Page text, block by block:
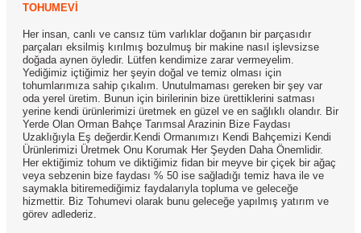
TOHUMEVİ
Her insan, canlı ve cansız tüm varlıklar doğanın bir parçasıdır
parçaları eksilmiş kırılmış bozulmuş bir makine nasıl işlevsizse
doğada aynen öyledir. Lütfen kendimize zarar vermeyelim.
Yediğimiz içtiğimiz her şeyin doğal ve temiz olması için
tohumlarımıza sahip çıkalım. Unutulmaması gereken bir şey var
oda yerel üretim. Bunun için birilerinin bize ürettiklerini satması
yerine kendi ürünlerimizi üretmek en güzel ve en sağlıklı olandır. Bir
Yerde Olan Orman Bahçe Tarımsal Arazinin Bize Faydası
Uzaklığıyla Eş değerdir.Kendi Ormanımızı Kendi Bahçemizi Kendi
Ürünlerimizi Üretmek Onu Korumak Her Şeyden Daha Önemlidir.
Her ektiğimiz tohum ve diktiğimiz fidan bir meyve bir çiçek bir ağaç
veya sebzenin bize faydası % 50 ise sağladığı temiz hava ile ve
saymakla bitiremediğimiz faydalarıyla topluma ve geleceğe
hizmettir. Biz Tohumevi olarak bunu geleceğe yapılmış yatırım ve
görev adlederiz.